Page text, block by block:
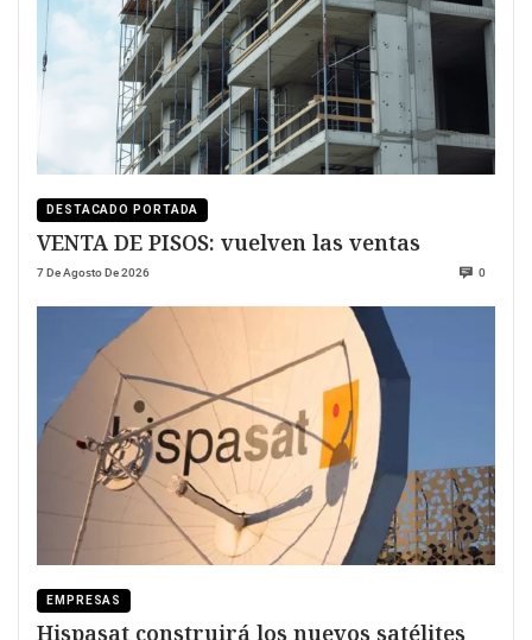
DESTACADO PORTADA
VENTA DE PISOS: vuelven las ventas
7 De Agosto De 2026 0
EMPRESAS
Hispasat construirá los nuevos satélites